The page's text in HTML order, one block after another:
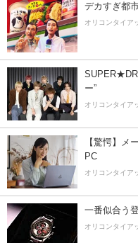
デカすぎ都
オリコンタイア
ー”
オリコンタイア
【驚愕】メ
PC
オリコンタイア
一番似合う
オリコンタイア